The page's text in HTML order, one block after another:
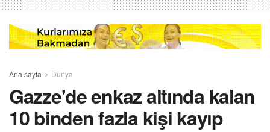
Ana sayfa Dünya
Gazze'de enkaz altında kalan
10 binden fazla kişi kayıp